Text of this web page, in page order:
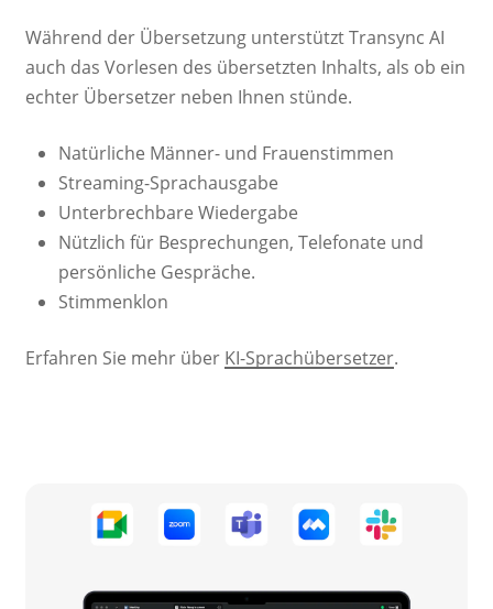
Während der Übersetzung unterstützt Transync AI
auch das Vorlesen des übersetzten Inhalts, als ob ein
echter Übersetzer neben Ihnen stünde.
Natürliche Männer- und Frauenstimmen
Streaming-Sprachausgabe
Unterbrechbare Wiedergabe
Nützlich für Besprechungen, Telefonate und
persönliche Gespräche.
Stimmenklon
Erfahren Sie mehr über KI-Sprachübersetzer.